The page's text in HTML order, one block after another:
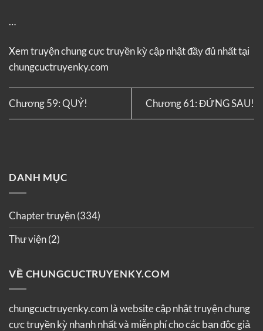
…
Xem truyệnchung cực truyền kỳcập nhật đầy đủ nhất tại
chungcuctruyenky.com
Chương 59: QUỶ! Chương 61: ĐỨNG SAU!
DANH MỤC
Chapter truyện(334)
Thư viện(2)
VỀ CHUNGCUCTRUYENKY.COM
chungcuctruyenky.com là website cập nhật truyện chung
cực truyền kỳ nhanh nhất và miễn phí cho các bạn độc giả